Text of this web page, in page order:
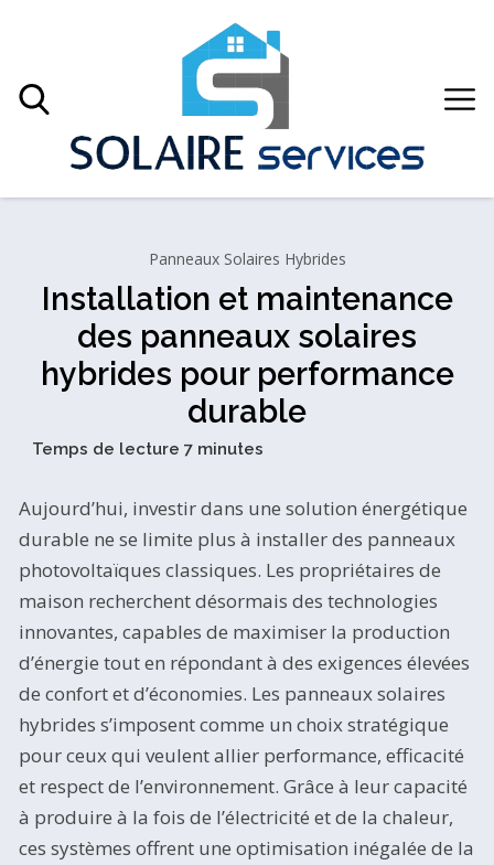
Panneaux Solaires Hybrides
Installation et maintenance
des panneaux solaires
hybrides pour performance
durable
Aujourd’hui, investir dans une solution énergétique
durable ne se limite plus à installer des panneaux
photovoltaïques classiques. Les propriétaires de
maison recherchent désormais des technologies
innovantes, capables de maximiser la production
d’énergie tout en répondant à des exigences élevées
de confort et d’économies. Les panneaux solaires
hybrides s’imposent comme un choix stratégique
pour ceux qui veulent allier performance, efficacité
et respect de l’environnement. Grâce à leur capacité
à produire à la fois de l’électricité et de la chaleur,
ces systèmes offrent une optimisation inégalée de la